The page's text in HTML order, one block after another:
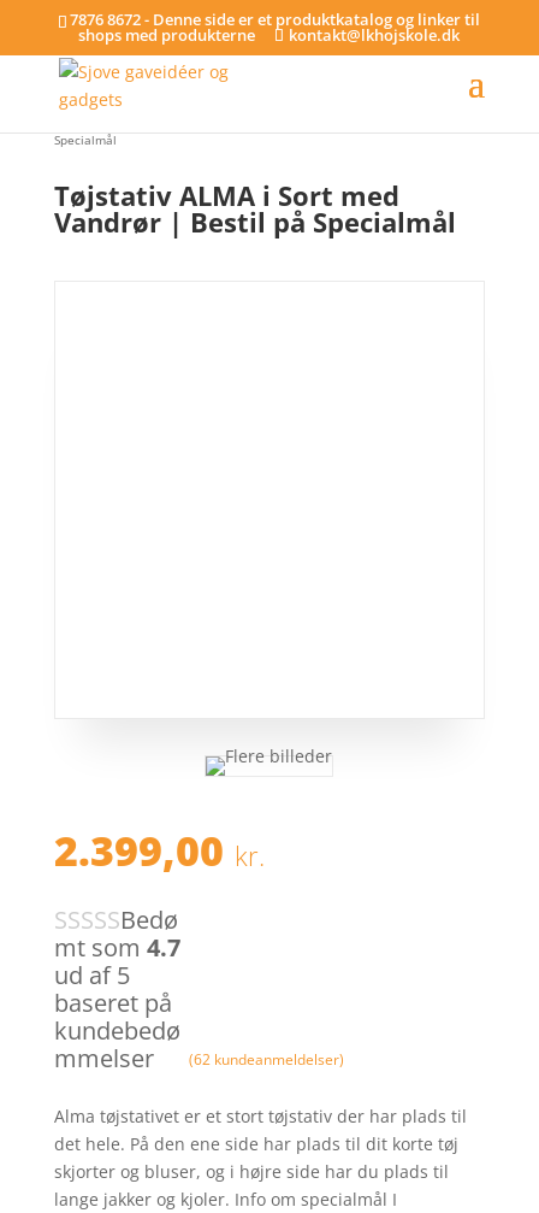
7876 8672 - Denne side er et produktkatalog og linker til
shops med produkterne kontakt@lkhojskole.dk
Specialmål
Tøjstativ ALMA i Sort med
Vandrør | Bestil på Specialmål
2.399,00 kr.
Bedø
mt som 4.7
ud af 5
baseret på
kundebedø
mmelser
(62kundeanmeldelser)
Alma tøjstativet er et stort tøjstativ der har plads til
det hele. På den ene side har plads til dit korte tøj
skjorter og bluser, og i højre side har du plads til
lange jakker og kjoler. Info om specialmål I